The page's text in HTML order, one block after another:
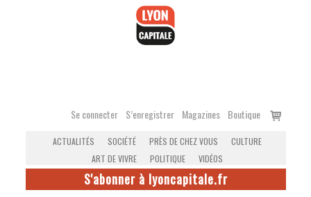
Se connecter S’enregistrer Magazines Boutique
Voir
ACTUALITÉS SOCIÉTÉ PRÈS DE CHEZ VOUS
CULTURE
ART DE VIVRE
POLITIQUE VIDÉOS
S'abonner à lyoncapitale.fr